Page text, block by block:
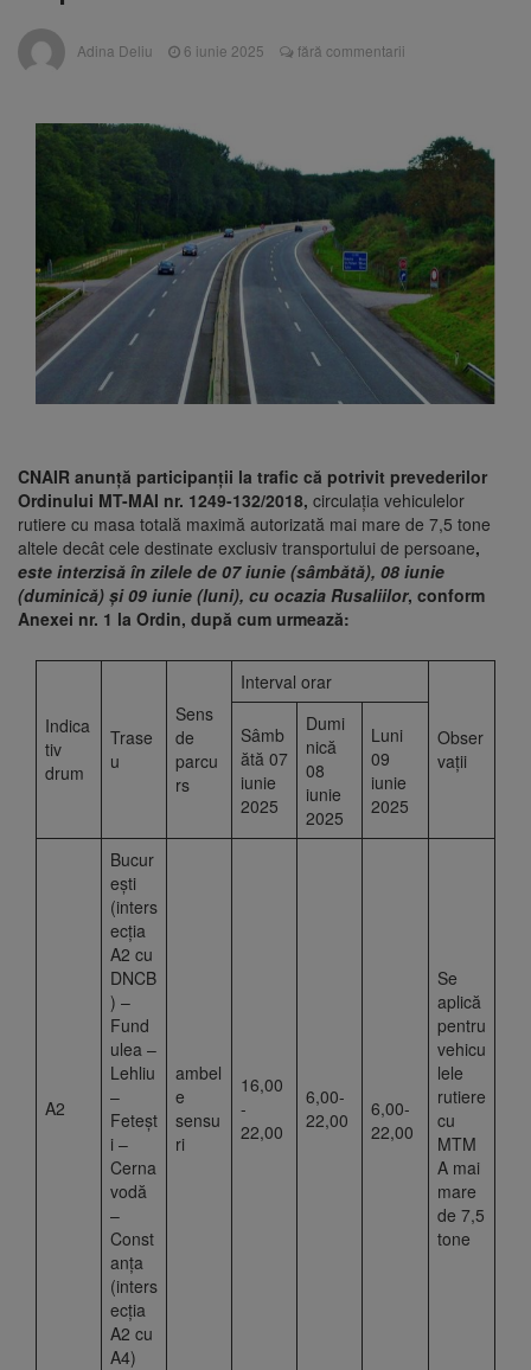
Ormeniș
6 august 2026
suspeND.ro pentru urmărirea inițiativei de
dosarul lui Călin Georgescu și Horațiu Potra.
Judecătorii decid dacă începe procesul
6 august 2026
Strategia națională pentru
biodiversitate 2026-2030, adoptată de Senat.
Proiectul merge la promulgare
Adina Deliu 6 iunie 2025 fără commentarii
CNAIR anunţă participanţii la trafic că potrivit prevederilor
Ordinului MT-MAI nr. 1249-132/2018, circulaţia vehiculelor
rutiere cu masa totală maximă autorizată mai mare de 7,5 tone
altele decât cele destinate exclusiv transportului de persoane,
este interzisă în zilele de 07 iunie (sâmbătă), 08 iunie
(duminică) și 09 iunie (luni), cu ocazia Rusaliilor, conform
Anexei nr. 1 la Ordin, după cum urmează:
Indica
tiv
drum
Trase
u
Sens
de
parcu
rs
Interval orar
Obser
vații
Sâmb
ătă 07
iunie
2025
Dumi
nică
08
iunie
2025
Luni
09
iunie
2025
A2
Bucur
eşti
(inters
ecția
A2 cu
DNCB
) –
Fund
ulea –
Lehliu
–
Feteșt
i –
Cerna
vodă
–
Const
anța
(inters
ecția
A2 cu
A4)
ambel
e
sensu
ri
16,00
-
22,00
6,00-
22,00
6,00-
22,00
Se
aplică
pentru
vehicu
lele
rutiere
cu
MTM
A mai
mare
de 7,5
tone